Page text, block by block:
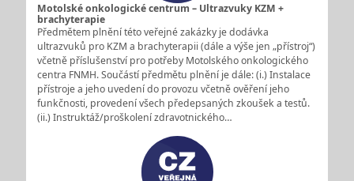
Motolské onkologické centrum – Ultrazvuky KZM +
brachyterapie
Předmětem plnění této veřejné zakázky je dodávka
ultrazvuků pro KZM a brachyterapii (dále a výše jen „přístroj“)
včetně příslušenství pro potřeby Motolského onkologického
centra FNMH. Součástí předmětu plnění je dále: (i.) Instalace
přístroje a jeho uvedení do provozu včetně ověření jeho
funkčnosti, provedení všech předepsaných zkoušek a testů.
(ii.) Instruktáž/proškolení zdravotnického…